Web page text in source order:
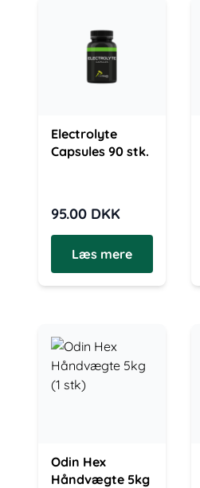
Electrolyte
Capsules 90 stk.
95.00 DKK
Læs mere
Odin Hex
Håndvægte 5kg